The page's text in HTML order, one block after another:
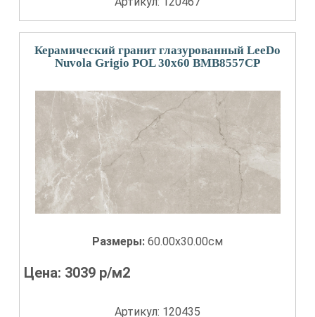
Керамический гранит глазурованный LeeDo
Nuvola Grigio POL 30x60 BMB8557CP
Размеры: 60.00x30.00см
Цена: 3039 р/м2
Артикул: 120435